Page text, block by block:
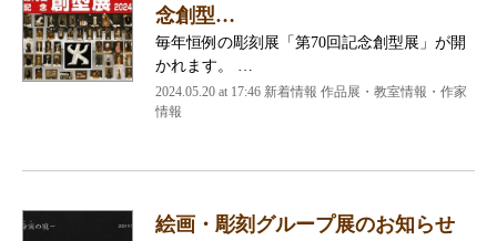
念創型…
毎年恒例の彫刻展「第70回記念創型展」が開
かれます。 …
2024.05.20 at 17:46 新着情報 作品展・教室情報・作家
情報
絵画・彫刻グループ展のお知らせ